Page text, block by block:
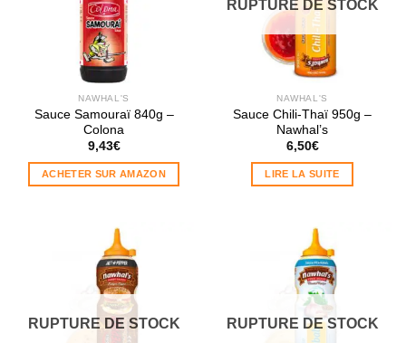
NAWHAL'S
Sauce Samouraï 840g –
Colona
9,43€
ACHETER SUR AMAZON
RUPTURE DE STOCK
NAWHAL'S
Sauce Chili-Thaï 950g –
Nawhal’s
6,50€
LIRE LA SUITE
RUPTURE DE STOCK RUPTURE DE STOCK